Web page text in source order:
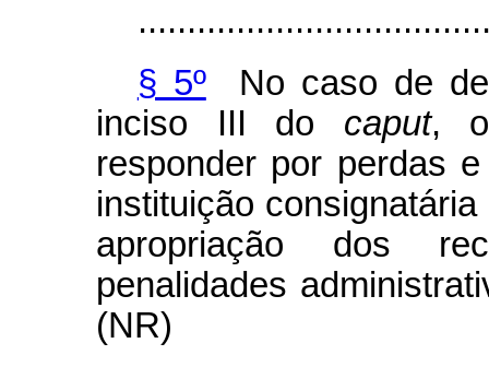
§ 5ºNo caso de
inciso III do caput, o
responder por perdas
instituição
apropriação dos
penalidades
(NR)